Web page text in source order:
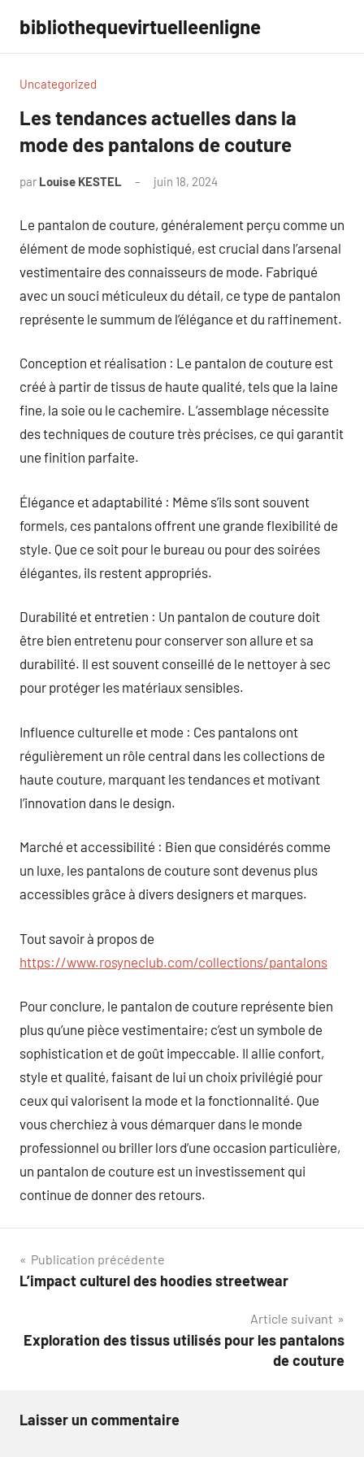
contenu
bibliothequevirtuelleenligne
Uncategorized
Les tendances actuelles dans la
mode des pantalons de couture
par Louise KESTEL juin 18, 2024
Le pantalon de couture, généralement perçu comme un
élément de mode sophistiqué, est crucial dans l’arsenal
vestimentaire des connaisseurs de mode. Fabriqué
avec un souci méticuleux du détail, ce type de pantalon
représente le summum de l’élégance et du raffinement.
Conception et réalisation : Le pantalon de couture est
créé à partir de tissus de haute qualité, tels que la laine
fine, la soie ou le cachemire. L’assemblage nécessite
des techniques de couture très précises, ce qui garantit
une finition parfaite.
Élégance et adaptabilité : Même s’ils sont souvent
formels, ces pantalons offrent une grande flexibilité de
style. Que ce soit pour le bureau ou pour des soirées
élégantes, ils restent appropriés.
Durabilité et entretien : Un pantalon de couture doit
être bien entretenu pour conserver son allure et sa
durabilité. Il est souvent conseillé de le nettoyer à sec
pour protéger les matériaux sensibles.
Influence culturelle et mode : Ces pantalons ont
régulièrement un rôle central dans les collections de
haute couture, marquant les tendances et motivant
l’innovation dans le design.
Marché et accessibilité : Bien que considérés comme
un luxe, les pantalons de couture sont devenus plus
accessibles grâce à divers designers et marques.
Tout savoir à propos de
https://www.rosyneclub.com/collections/pantalons
Pour conclure, le pantalon de couture représente bien
plus qu’une pièce vestimentaire; c’est un symbole de
sophistication et de goût impeccable. Il allie confort,
style et qualité, faisant de lui un choix privilégié pour
ceux qui valorisent la mode et la fonctionnalité. Que
vous cherchiez à vous démarquer dans le monde
professionnel ou briller lors d’une occasion particulière,
un pantalon de couture est un investissement qui
continue de donner des retours.
Navigation
de
Publication précédente
L’impact culturel des hoodies streetwear
Article suivant
Exploration des tissus utilisés pour les pantalons
de couture
Laisser un commentaire